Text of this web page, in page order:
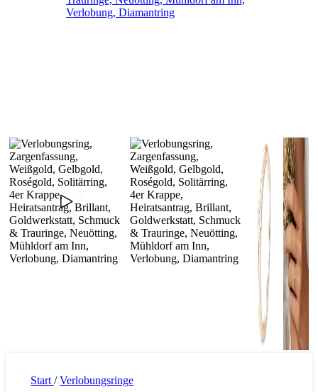
Start / Verlobungsringe